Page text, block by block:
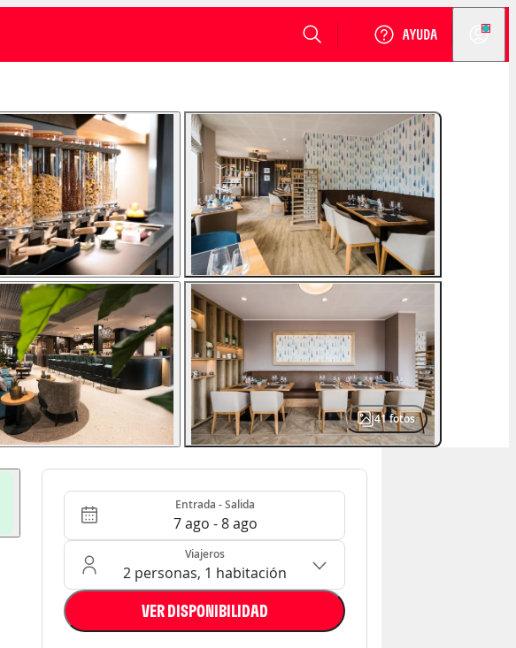
VER DISPONIBILIDAD
41fotos
Entrada - Salida Entrada - Salida
7 ago - 8 ago
Ocupación: 2 personas, 1 habitación
Viajeros
2 personas, 1 habitación
VER DISPONIBILIDAD